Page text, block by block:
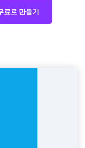
료로 만들기